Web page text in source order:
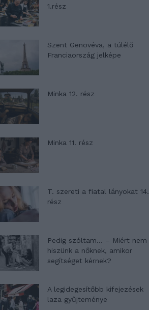
1.rész
Szent Genovéva, a túlélő
Franciaország jelképe
Minka 12. rész
Minka 11. rész
T. szereti a fiatal lányokat 14.
rész
Pedig szóltam… – Miért nem
hiszünk a nőknek, amikor
segítséget kérnek?
A legidegesítőbb kifejezések
laza gyűjteménye